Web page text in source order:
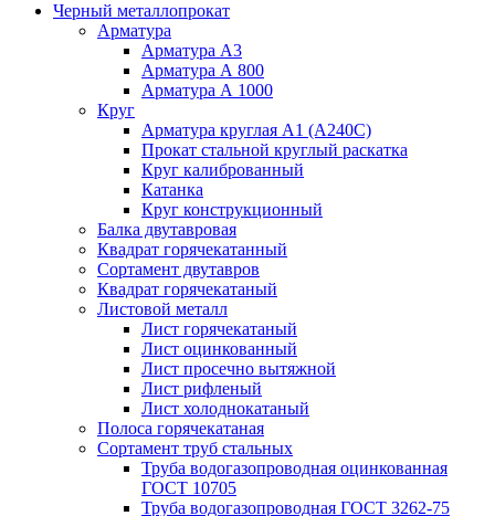
Черный металлопрокат
Арматура
Арматура А3
Арматура А 800
Арматура А 1000
Круг
Арматура круглая А1 (А240C)
Прокат стальной круглый раскатка
Круг калиброванный
Катанка
Круг конструкционный
Балка двутавровая
Квадрат горячекатанный
Сортамент двутавров
Квадрат горячекатаный
Листовой металл
Лист горячекатаный
Лист оцинкованный
Лист просечно вытяжной
Лист рифленый
Лист холоднокатаный
Полоса горячекатаная
Сортамент труб стальных
Труба водогазопроводная оцинкованная
ГОСТ 10705
Труба водогазопроводная ГОСТ 3262-75